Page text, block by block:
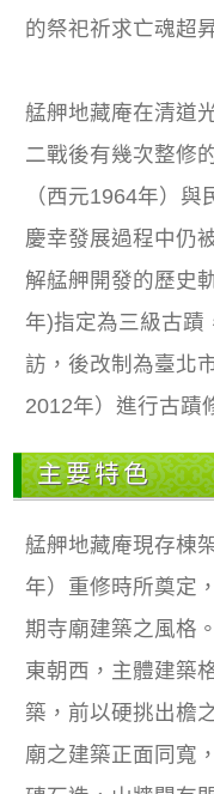
的祭祀祈求亡魂超
艋舺地藏庵在清道
二戰後有幾次整修
（西元1964年）與
慶幸發展過程中仍
解艋舺開發的歷史
年)指定為三級古蹟
訪，後改制為臺北
2012年）進行古蹟
主要特色
艋舺地藏庵現存棟
年）重修時所奠定
期寺廟建築之風格
東朝西，主體建築
築，前以硬挑出檐
廟之建築正面同寬